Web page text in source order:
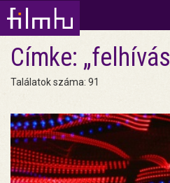
Címke:
Találatok száma: 91